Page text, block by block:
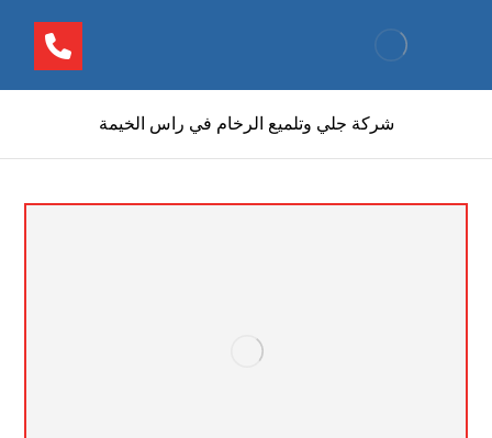
شركة جلي وتلميع الرخام في راس الخيمة